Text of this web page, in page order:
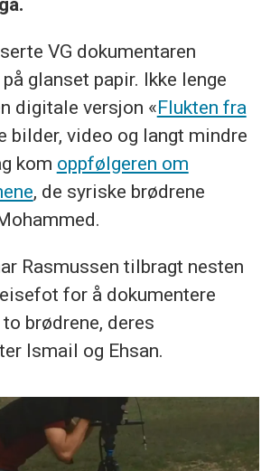
VG dokumentaren
glanset papir. Ikke lenge
digitale versjon «Flukten fra
bilder, video og langt mindre
kom oppfølgeren om
, de syriske brødrene
Rasmussen tilbragt nesten
for å dokumentere
brødrene, deres
Ismail og Ehsan.